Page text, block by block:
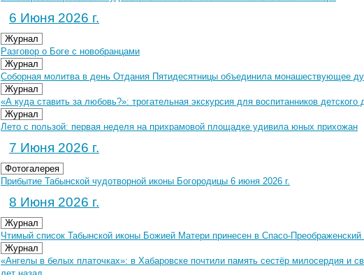
6 Июня 2026 г.
Журнал
Разговор о Боге с новобранцами
Журнал
Соборная молитва в день Отдания Пятидесятницы объединила монашествующее
Журнал
«А куда ставить за любовь?»: трогательная экскурсия для воспитанников
Журнал
Лето с пользой: первая неделя на прихрамовой площадке удивила юных прихожан
7 Июня 2026 г.
Фотогалерея
Прибытие Табынской чудотворной иконы Богородицы 6 июня 2026 г.
8 Июня 2026 г.
Журнал
Чтимый список Табынской иконы Божией Матери принесен в Спасо-
Журнал
«Ангелы в белых платочках»: в Хабаровске почтили память сестёр милосердия и